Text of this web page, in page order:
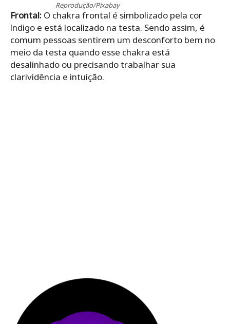
Reprodução/Pixabay
Frontal: O chakra frontal é simbolizado pela cor
índigo e está localizado na testa. Sendo assim, é
comum pessoas sentirem um desconforto bem no
meio da testa quando esse chakra está
desalinhado ou precisando trabalhar sua
clarividência e intuição.